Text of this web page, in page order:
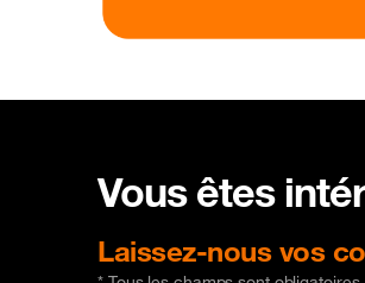
Vous êtes
Laissez-nous vos